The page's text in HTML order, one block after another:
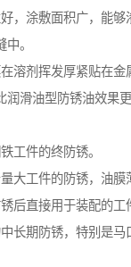
，涂敷面积广，能够
。
溶剂挥发厚紧贴在金
润滑油型防锈油效果更
工件的终防锈。
大工件的防锈，油膜
后直接用于装配的工
长期防锈，特别是马